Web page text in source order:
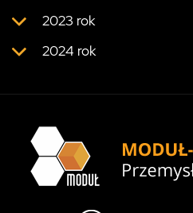
2023 rok
2024 rok